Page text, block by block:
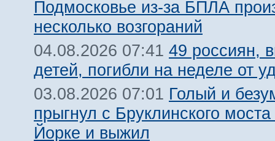
Подмосковье из-за БПЛА
несколько возгораний
04.08.2026 07:41 49 россиян,
детей, погибли на неделе от
03.08.2026 07:01 Голый и
прыгнул с Бруклинского
Йорке и выжил